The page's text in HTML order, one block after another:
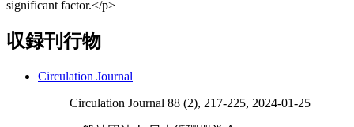
significant factor.</p>
収録刊行物
Circulation Journal
Circulation Journal 88 (2), 217-225, 2024-01-25